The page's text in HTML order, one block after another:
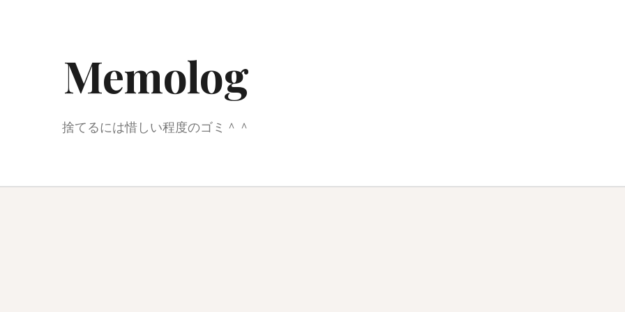
Memolog
捨てるには惜しい程度のゴミ＾＾